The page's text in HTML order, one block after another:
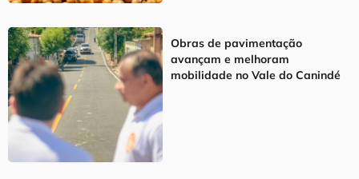
Obras de pavimentação
avançam e melhoram
mobilidade no Vale do Canindé